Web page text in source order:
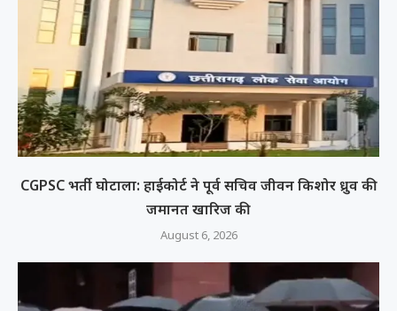
CGPSC भर्ती घोटाला: हाईकोर्ट ने पूर्व सचिव जीवन किशोर ध्रुव की
जमानत खारिज की
August 6, 2026